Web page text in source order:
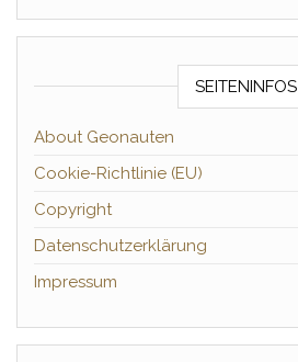
SEITENINFOS
About Geonauten
Cookie-Richtlinie (EU)
Copyright
Datenschutzerklärung
Impressum